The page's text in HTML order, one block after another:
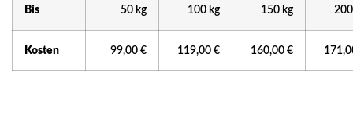
Bis 50 kg 100 kg 150 kg
Kosten 99,00 € 119,00 € 160,00 €